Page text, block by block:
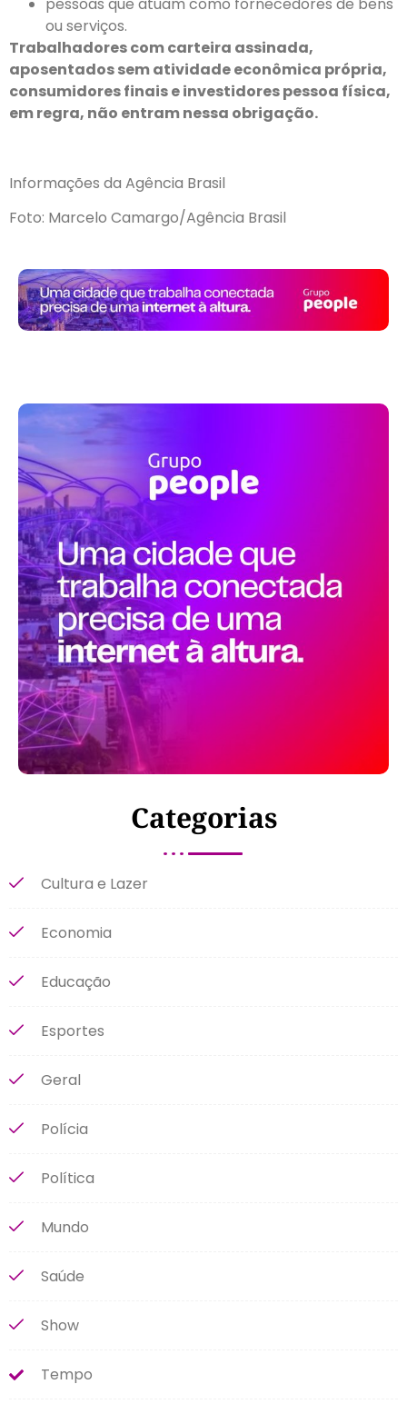
ou serviços.
Trabalhadores com carteira assinada,
aposentados sem atividade econômica própria,
consumidores finais e investidores pessoa física,
em regra, não entram nessa obrigação.
Informações da Agência Brasil
Foto: Marcelo Camargo/Agência Brasil
Categorias
Cultura e Lazer
Economia
Educação
Esportes
Geral
Polícia
Política
Mundo
Saúde
Show
Tempo